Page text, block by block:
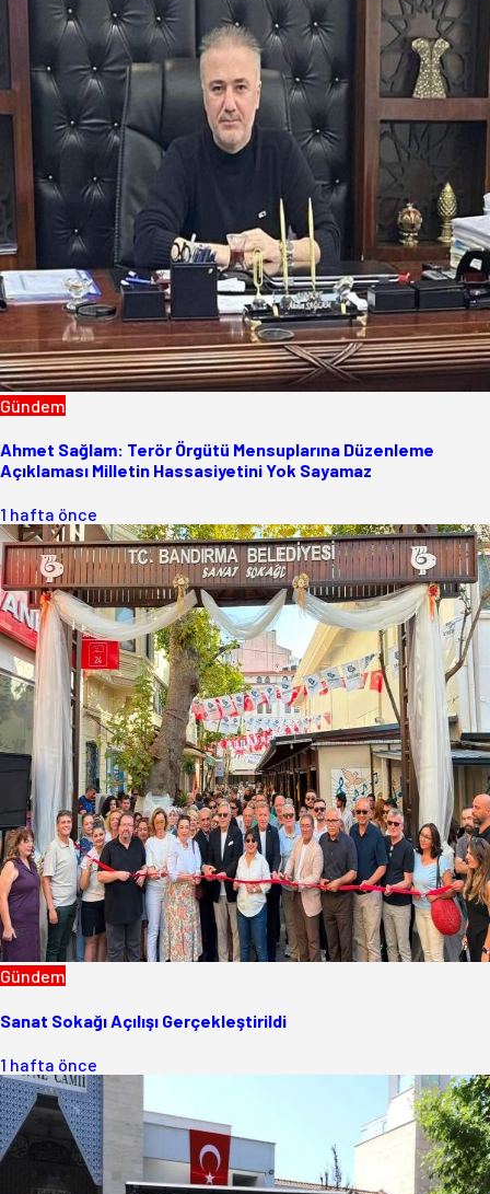
Gündem
Ahmet Sağlam: Terör Örgütü Mensuplarına Düzenleme
Açıklaması Milletin Hassasiyetini Yok Sayamaz
1 hafta önce
Gündem
Sanat Sokağı Açılışı Gerçekleştirildi
1 hafta önce